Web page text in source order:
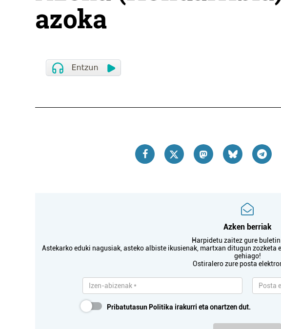
azoka
Azken berriak
Harpidetu zaitez gure
Astekarko eduki nagusiak, asteko albiste ikusienak, martxan ditugun
gehiago!
Ostiralero zure posta
Pribatutasun Politika irakurri eta onartzen dut.